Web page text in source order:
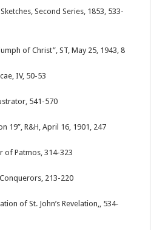
Second Series, 1853, 533-
of Christ”, ST, May 25, 1943, 8
IV, 50-53
541-570
19”, R&H, April 16, 1901, 247
of Patmos, 314-323
213-220
of St. John’s Revelation,, 534-